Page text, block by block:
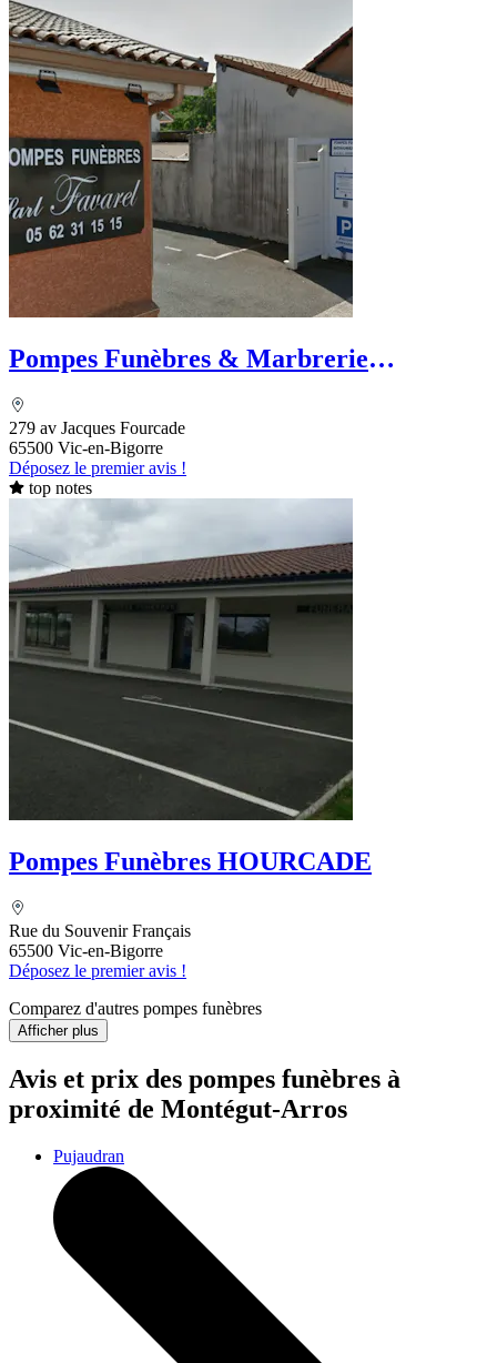
Pompes Funèbres & Marbrerie
279 av Jacques Fourcade
65500 Vic-en-Bigorre
Déposez le premier avis !
top notes
Pompes Funèbres HOURCADE
Rue du Souvenir Français
65500 Vic-en-Bigorre
Déposez le premier avis !
Comparez d'autres pompes funèbres
Afficher plus
Avis et prix des pompes funèbres à
proximité de Montégut-Arros
Pujaudran